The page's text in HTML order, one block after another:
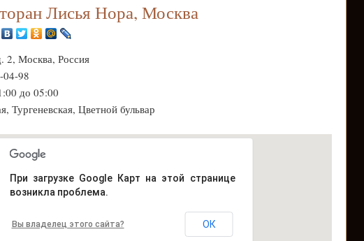
Лисья Нора, Москва
2, Москва, Россия
04-98
до 05:00
Тургеневская, Цветной бульвар
При загрузке Google Карт на этой странице
возникла проблема.
Вы владелец этого сайта? ОК